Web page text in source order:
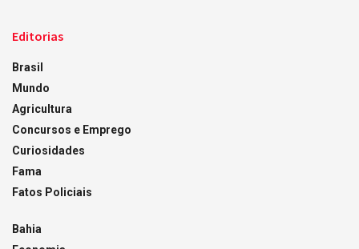
Editorias
Brasil
Mundo
Agricultura
Concursos e Emprego
Curiosidades
Fama
Fatos Policiais
Bahia